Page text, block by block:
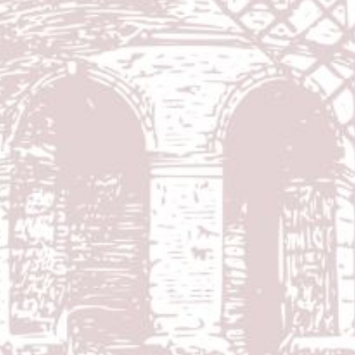
Sukmawati
Putri dari Bapak Abd Karim & Ibu Sartina